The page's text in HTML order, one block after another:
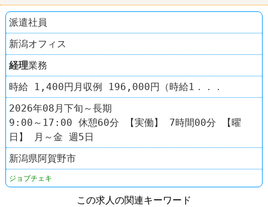
派遣社員
新潟オフィス
経理業務
時給 1,400円月収例 196,000円（時給1．．．
2026年08月下旬～長期
9:00～17:00 休憩60分 【実働】 7時間00分 【曜
日】 月～金 週5日
新潟県阿賀野市
ジョブチェキ
この求人の関連キーワード